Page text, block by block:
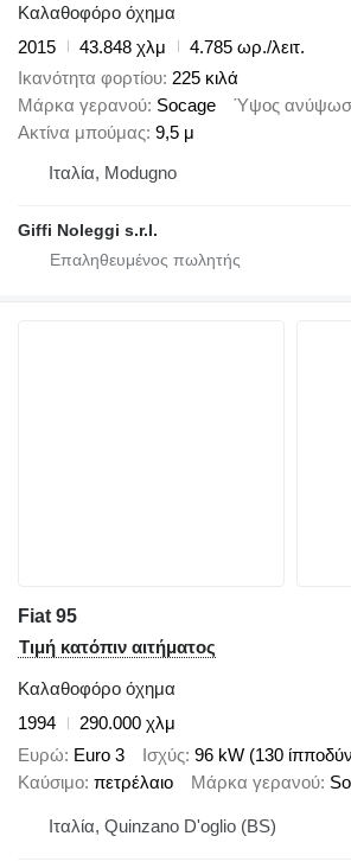
Καλαθοφόρο όχημα
2015
43.848 χλμ
4.785 ωρ./λειτ.
Ικανότητα φορτίου 225 κιλά
Μάρκα γερανού Socage Ύψος
Ακτίνα μπούμας 9,5 μ
Ιταλία, Modugno
Giffi Noleggi s.r.l.
Fiat 95
Τιμή κατόπιν αιτήματος
Καλαθοφόρο όχημα
1994
290.000 χλμ
Ευρώ Euro 3 Ισχύς 96 kW (130
Καύσιμο πετρέλαιο Μάρκα γερανού
Ιταλία, Quinzano D'oglio (BS)